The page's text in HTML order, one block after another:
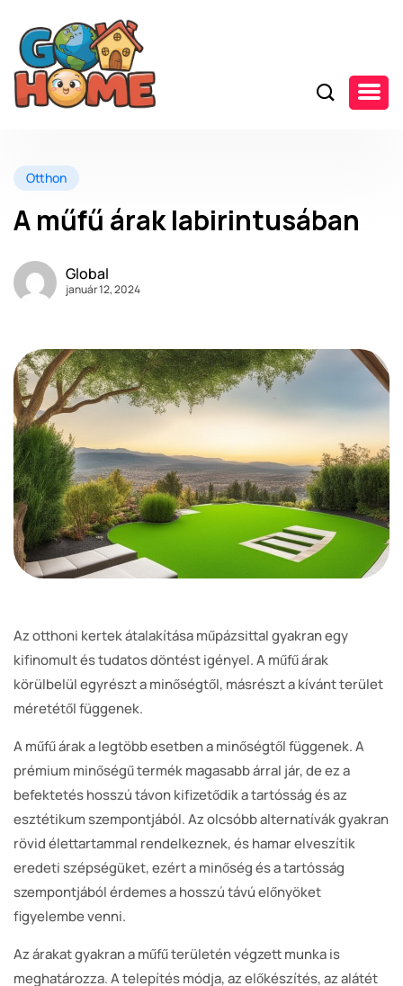
Otthon
A műfű árak labirintusában
Global
január 12, 2024
Az otthoni kertek átalakítása műpázsittal gyakran egy
kifinomult és tudatos döntést igényel. A műfű árak
körülbelül egyrészt a minőségtől, másrészt a kívánt terület
méretétől függenek.
A műfű árak a legtöbb esetben a minőségtől függenek. A
prémium minőségű termék magasabb árral jár, de ez a
befektetés hosszú távon kifizetődik a tartósság és az
esztétikum szempontjából. Az olcsóbb alternatívák gyakran
rövid élettartammal rendelkeznek, és hamar elveszítik
eredeti szépségüket, ezért a minőség és a tartósság
szempontjából érdemes a hosszú távú előnyöket
figyelembe venni.
Az árakat gyakran a műfű területén végzett munka is
meghatározza. A telepítés módja, az előkészítés, az alátét